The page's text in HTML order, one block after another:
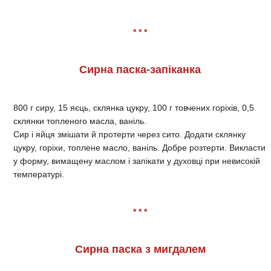
* * *
Сирна паска-запіканка
800 г сиру, 15 яєць, склянка цукру, 100 г товчених горіхів, 0,5
склянки топленого масла, ваніль.
Сир і яйця змішати й протерти через сито. Додати склянку
цукру, горіхи, топлене масло, ваніль. Добре розтерти. Викласти
у форму, вимащену маслом і запікати у духовці при невисокій
температурі.
* * *
Сирна паска з мигдалем